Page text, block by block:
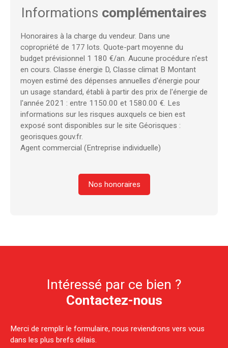
Informations complémentaires
Honoraires à la charge du vendeur. Dans une
copropriété de 177 lots. Quote-part moyenne du
budget prévisionnel 1 180 €/an. Aucune procédure n'est
en cours. Classe énergie D, Classe climat B Montant
moyen estimé des dépenses annuelles d'énergie pour
un usage standard, établi à partir des prix de l'énergie de
l'année 2021 : entre 1150.00 et 1580.00 €. Les
informations sur les risques auxquels ce bien est
exposé sont disponibles sur le site Géorisques :
georisques.gouv.fr.
Agent commercial (Entreprise individuelle)
Nos honoraires
Intéressé par ce bien ?
Contactez-nous
Merci de remplir le formulaire, nous reviendrons vers vous
dans les plus brefs délais.